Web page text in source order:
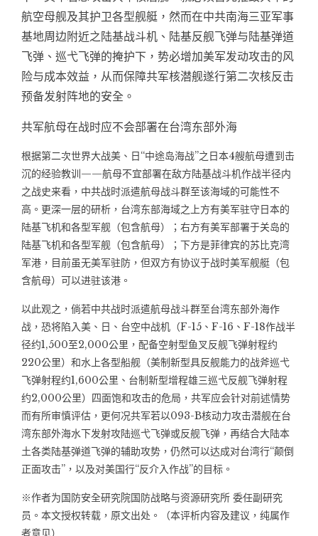
航空母舰及其护卫各型舰艇，然而在中共南海三亚军事
基地周边附近之陆基战斗机、陆基反舰飞弹与陆基弹道
飞弹、巡弋飞弹的掩护下，势必增加美军发动攻击的风
险与成本效益，从而保障共军核潜舰遂行第二次核反击
预备发射阵地的安全。
共军航母在战时应不会部署在台湾东部外海
根据第二次世界大战美、日“中途岛海战”之日本4艘航母遭到击
沉的经验教训——航母不宜部署在敌方陆基战斗机作战半径内
之战史来看，中共战时派遣航母战斗群至该海域的可能性不
高。更深一层的研析，台湾东部海域之上方有美军驻守日本的
陆基飞机和各型军舰（包含航母）；右方有美军部署于关岛的
陆基飞机和各型军舰（包含航母）；下方是菲律宾的苏比克湾
军港，目前虽无美军驻防，但双方有协议于战时美军舰艇（包
含航母）可以进驻该港。
以此观之，倘若中共战时派遣航母战斗群至台湾东部外海作
战，恐将陷入美、日、台空中战机（F-15、F-16、F-18作战半
径约1,500至2,000公里，配备空射型鱼叉反舰飞弹射程约
220公里）和水上各型船舰（美制新型具反舰能力的战斧巡弋
飞弹射程约1,600公里、台制新型增程雄三巡弋反舰飞弹射程
约2,000公里）四面饱和攻击的危局，共军应会针对前述情势
而有所审慎评估，更何况共军若以093-B核动力攻击潜舰在台
湾东部外海水下发射攻陆巡弋飞弹或反舰飞弹，再结合大陆本
土各类陆基弹道飞弹的辅助攻势，仍然可以达成对台湾行“颠倒
正面攻击”，以及对美国行“反介入作战”的目标。
※作者为国防安全研究院国防战略与资源研究所 委任副研究
员。本文授权转载，原文出处。（本评析内容及建议，纯属作